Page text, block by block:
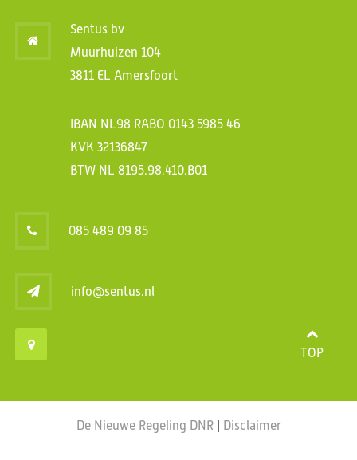
Sentus bv
Muurhuizen 104
3811 EL Amersfoort
IBAN NL98 RABO 0143 5985 46
KVK 32136847
BTW NL 8195.98.410.B01
085 489 09 85
info@sentus.nl
TOP
De Nieuwe Regeling DNR| Disclaimer